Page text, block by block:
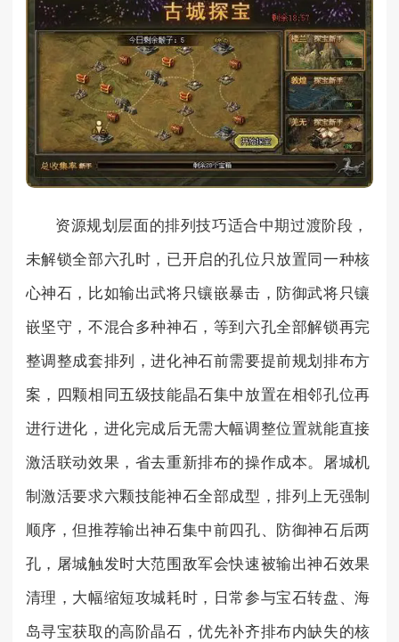
资源规划层面的排列技巧适合中期过渡阶段，
未解锁全部六孔时，已开启的孔位只放置同一种核
心神石，比如输出武将只镶嵌暴击，防御武将只镶
嵌坚守，不混合多种神石，等到六孔全部解锁再完
整调整成套排列，进化神石前需要提前规划排布方
案，四颗相同五级技能晶石集中放置在相邻孔位再
进行进化，进化完成后无需大幅调整位置就能直接
激活联动效果，省去重新排布的操作成本。屠城机
制激活要求六颗技能神石全部成型，排列上无强制
顺序，但推荐输出神石集中前四孔、防御神石后两
孔，屠城触发时大范围敌军会快速被输出神石效果
清理，大幅缩短攻城耗时，日常参与宝石转盘、海
岛寻宝获取的高阶晶石，优先补齐排布内缺失的核